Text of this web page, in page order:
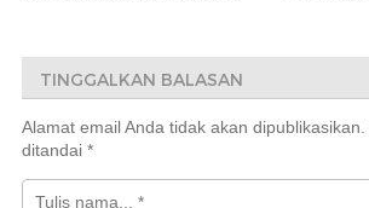
TINGGALKAN BALASAN
Alamat email Anda tidak akan dipublikasikan.
ditandai *